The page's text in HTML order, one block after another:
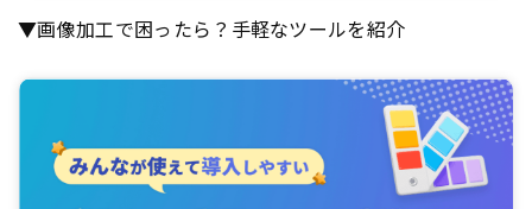
▼画像加工で困ったら？手軽なツールを紹介